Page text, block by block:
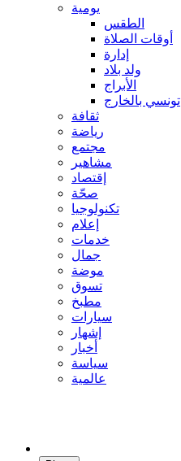
يومية
الطقس
أوقات الصلاة
إدارة
ولد بلاد
الأبراج
تونسي بالخارج
ثقافة
رياضة
مجتمع
مشاهير
إقتصاد
صحّة
تكنولوجيا
إعلام
خدمات
جمال
موضة
تسوق
مطبخ
سيارات
إشهار
أخبار
سياسة
عالمية